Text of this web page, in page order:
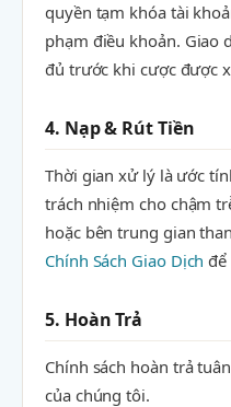
quyền tạm khóa tài
phạm điều khoản. Giao
đủ trước khi cược được
4. Nạp & Rút Tiền
Thời gian xử lý là ước
trách nhiệm cho chậm
hoặc bên trung gian
Chính Sách Giao Dịch để
5. Hoàn Trả
Chính sách hoàn trả
của chúng tôi.